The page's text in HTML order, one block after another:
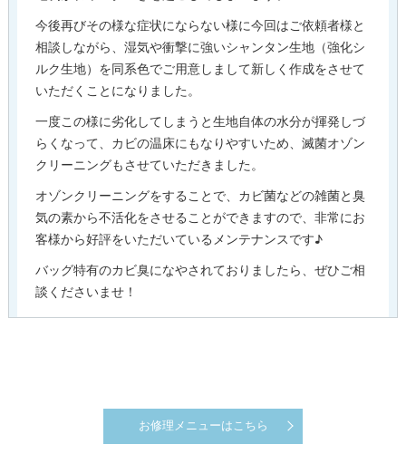
今後再びその様な症状にならない様に今回はご依頼者様と
相談しながら、湿気や衝撃に強いシャンタン生地（強化シ
ルク生地）を同系色でご用意しまして新しく作成をさせて
いただくことになりました。
一度この様に劣化してしまうと生地自体の水分が揮発しづ
らくなって、カビの温床にもなりやすいため、滅菌オゾン
クリーニングもさせていただきました。
オゾンクリーニングをすることで、カビ菌などの雑菌と臭
気の素から不活化をさせることができますので、非常にお
客様から好評をいただいているメンテナンスです♪
バッグ特有のカビ臭になやされておりましたら、ぜひご相
談くださいませ！
お修理メニューはこちら